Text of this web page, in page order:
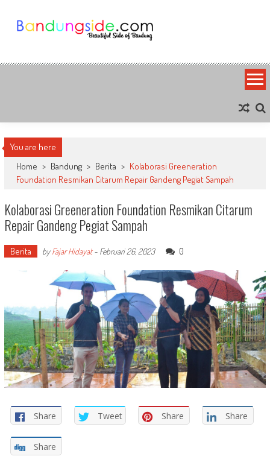
content
Bandung Side
You are here
Home > Bandung > Berita > Kolaborasi Greeneration
Foundation Resmikan Citarum Repair Gandeng Pegiat Sampah
Kolaborasi Greeneration Foundation Resmikan Citarum
Repair Gandeng Pegiat Sampah
Berita byFajar Hidayat- Februari 26, 2023 0
Share Tweet Share Share
Share